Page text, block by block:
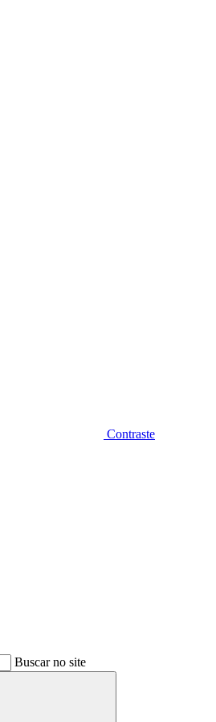
Contraste
Buscar no site